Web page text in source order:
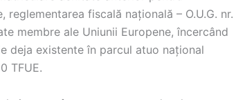
fiscală națională – O.U.G. nr.
membre ale Uniunii Europene, încercând
deja existente în parcul atuo național
TFUE.